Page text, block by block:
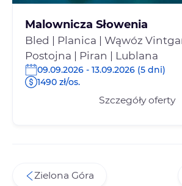
Malownicza Słowenia
Bled | Planica | Wąwóz
Postojna | Piran | Lublana
09.09.2026 - 13.09.2026 (5 dni)
1490 zł/os.
Szczegóły oferty
Zielona Góra